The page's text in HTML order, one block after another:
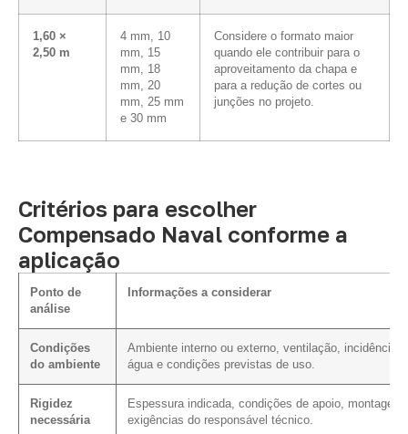
1,60 ×
2,50 m
4 mm, 10
mm, 15
mm, 18
mm, 20
mm, 25 mm
e 30 mm
Considere o formato maior
quando ele contribuir para o
aproveitamento da chapa e
para a redução de cortes ou
junções no projeto.
Critérios para escolher
Compensado Naval conforme a
aplicação
Ponto de
análise
Informações a considerar
Condições
do ambiente
Ambiente interno ou externo, ventilação, incidência
água e condições previstas de uso.
Rigidez
necessária
Espessura indicada, condições de apoio, montagem
exigências do responsável técnico.